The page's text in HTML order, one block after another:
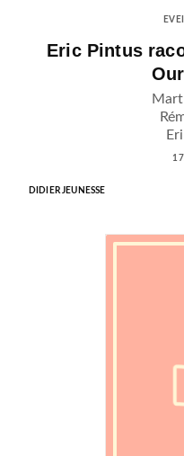
Eric Pintus
DIDIER JEUNESSE